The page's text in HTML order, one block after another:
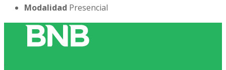
Modalidad Presencial
.